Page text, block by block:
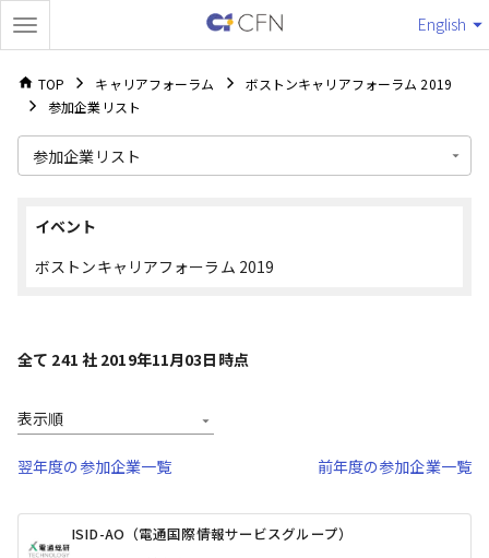
English
TOP キャリアフォーラム
ボストンキャリアフォーラム 2019
参加企業リスト
参加企業リスト
イベント
ボストンキャリアフォーラム 2019
全て 241 社 2019年11月03日時点
表示順
翌年度の参加企業一覧 前年度の参加企業一覧
ISID-AO（電通国際情報サービスグループ）